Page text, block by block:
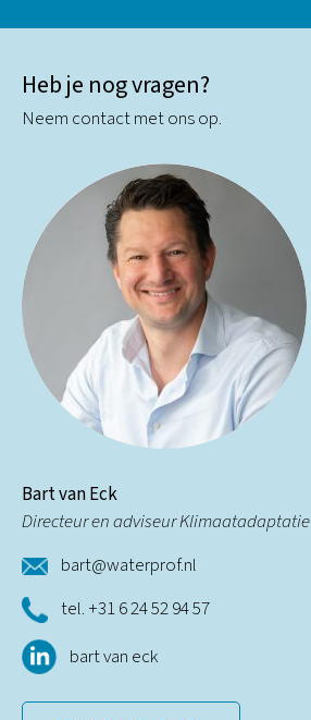
Heb je nog vragen?
Neem contact met ons op.
Bart van Eck
Directeur en adviseur Klimaatadaptatie
bart@waterprof.nl
tel. +31 6 24 52 94 57
bart van eck